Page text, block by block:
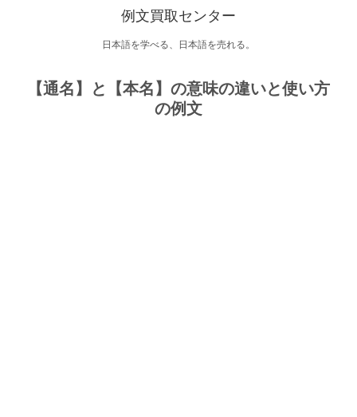
例文買取センター
日本語を学べる、日本語を売れる。
【通名】と【本名】の意味の違いと使い方
の例文